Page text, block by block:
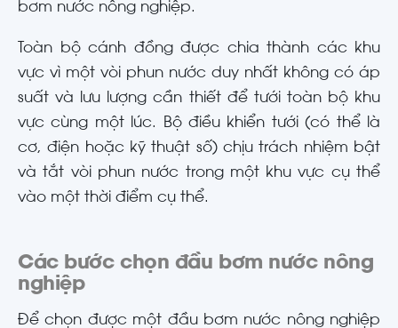
bơm nước nông nghiệp.
Toàn bộ cánh đồng được chia thành các khu
vực vì một vòi phun nước duy nhất không có áp
suất và lưu lượng cần thiết để tưới toàn bộ khu
vực cùng một lúc. Bộ điều khiển tưới (có thể là
cơ, điện hoặc kỹ thuật số) chịu trách nhiệm bật
và tắt vòi phun nước trong một khu vực cụ thể
vào một thời điểm cụ thể.
Các bước chọn đầu bơm nước nông
nghiệp
Để chọn được một đầu bơm nước nông nghiệp